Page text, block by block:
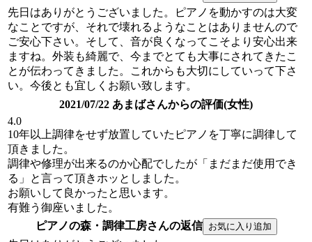
先日はありがとうございました。ピアノを動かすのは大変
なことですが、それで壊れるようなことはありませんので
ご安心下さい。そして、音が良くなってこそより安心出来
ますね。外装も綺麗で、今までとても大事にされてきたこ
とが伝わってきました。これからも大切にしていって下さ
い。今後とも宜しくお願い致します。
2021/07/22 あまばさんからの評価(女性)
4.0
10年以上調律をせず放置していたピアノを丁寧に調律して
頂きました。
調律や修理が出来るのか心配でしたが「まだまだ使用でき
る」と言って頂きホッとしました。
お願いして良かったと思います。
有難う御座いました。
ピアノの森・調律工房さんの返信